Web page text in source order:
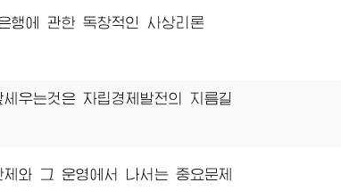
행에 관한 독창적인 사상리론
우는것은 자립경제발전의 지름길
제와 그 운영에서 나서는 중요문제